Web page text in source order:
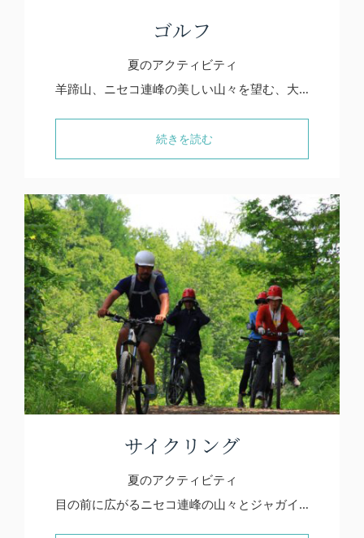
ゴルフ
夏のアクティビティ
羊蹄山、ニセコ連峰の美しい山々を望む、大…
続きを読む
サイクリング
夏のアクティビティ
目の前に広がるニセコ連峰の山々とジャガイ…